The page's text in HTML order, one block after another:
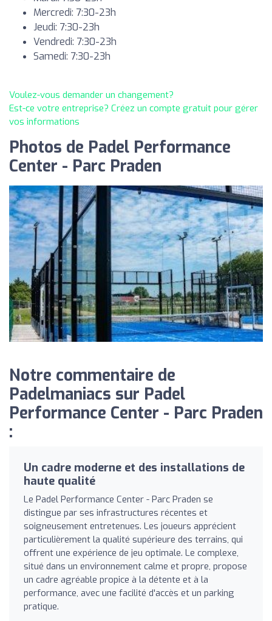
Mercredi: 7:30-23h
Jeudi: 7:30-23h
Vendredi: 7:30-23h
Samedi: 7:30-23h
Voulez-vous demander un changement?
Est-ce votre entreprise? Créez un compte gratuit pour gérer
vos informations
Photos de Padel Performance
Center - Parc Praden
Notre commentaire de
Padelmaniacs sur Padel
Performance Center - Parc Praden
:
Un cadre moderne et des installations de
haute qualité
Le Padel Performance Center - Parc Praden se
distingue par ses infrastructures récentes et
soigneusement entretenues. Les joueurs apprécient
particulièrement la qualité supérieure des terrains, qui
offrent une expérience de jeu optimale. Le complexe,
situé dans un environnement calme et propre, propose
un cadre agréable propice à la détente et à la
performance, avec une facilité d'accès et un parking
pratique.